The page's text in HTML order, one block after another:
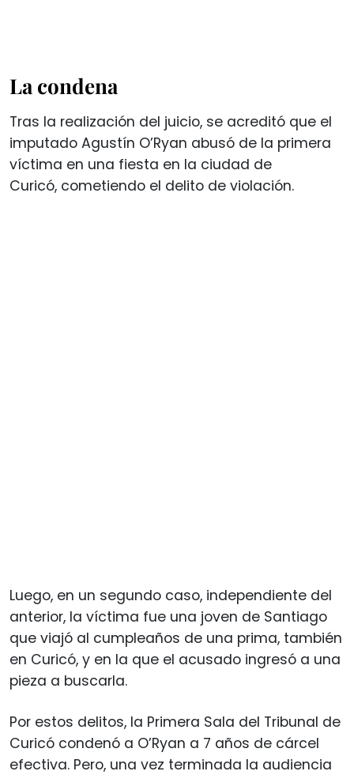
La condena
Tras la realización del juicio, se acreditó que el
imputado Agustín O’Ryan abusó de la primera
víctima en una fiesta en la ciudad de
Curicó, cometiendo el delito de violación.
Luego, en un segundo caso, independiente del
anterior, la víctima fue una joven de Santiago
que viajó al cumpleaños de una prima, también
en Curicó, y en la que el acusado ingresó a una
pieza a buscarla.
Por estos delitos, la Primera Sala del Tribunal de
Curicó condenó a O’Ryan a 7 años de cárcel
efectiva. Pero, una vez terminada la audiencia